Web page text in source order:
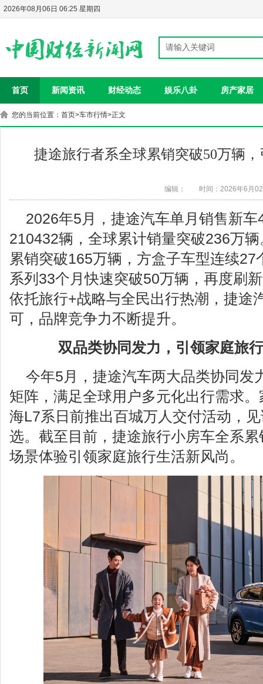
2026年08月06日 06:25 星期四
首页 新闻资讯 财经动态 娱乐八卦 房产家居
您的当前位置： 首页>车市行情>正文
捷途旅行者系全球累销突破50万辆
编辑： 时间：2026年6月
2026年5月，捷途汽车单月销售新
210432辆，全球累计销量突破236万
累销突破165万辆，方盒子车型连续27
系列33个月快速突破50万辆，再度刷
依托旅行+战略与全民出行热潮，捷途
可，品牌竞争力不断提升。
双品类协同发力，引领家庭旅
今年5月，捷途汽车两大品类协同发
矩阵，满足全球用户多元化出行需求
海L7系日前推出百城万人交付活动，
选。截至目前，捷途旅行小房车全系
场景体验引领家庭旅行生活新风尚。